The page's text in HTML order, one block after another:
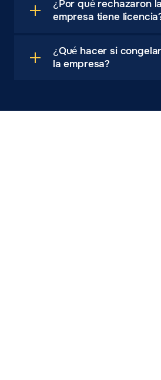
¿Por qué rechazaron
empresa tiene
¿Qué hacer si
la empresa?